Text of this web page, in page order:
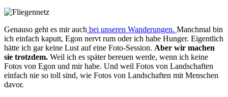
Genauso geht es mir auch bei unseren Wanderungen. Manchmal bin
ich einfach kaputt, Egon nervt rum oder ich habe Hunger. Eigentlich
hätte ich gar keine Lust auf eine Foto-Session. Aber wir machen
sie trotzdem. Weil ich es später bereuen werde, wenn ich keine
Fotos von Egon und mir habe. Und weil Fotos von Landschaften
einfach nie so toll sind, wie Fotos von Landschaften mit Menschen
davor.